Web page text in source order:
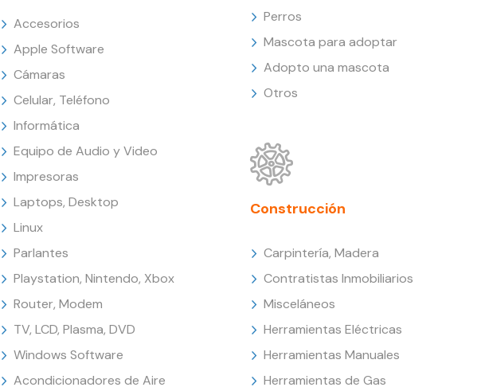
Accesorios
Apple Software
Cámaras
Celular, Teléfono
Informática
Equipo de Audio y Video
Impresoras
Laptops, Desktop
Linux
Parlantes
Playstation, Nintendo, Xbox
Router, Modem
TV, LCD, Plasma, DVD
Windows Software
Acondicionadores de Aire
Perros
Mascota para adoptar
Adopto una mascota
Otros
Construcción
Carpintería, Madera
Contratistas Inmobiliarios
Misceláneos
Herramientas Eléctricas
Herramientas Manuales
Herramientas de Gas